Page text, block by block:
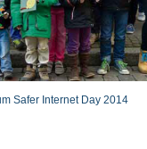
Safer Internet Day 2014